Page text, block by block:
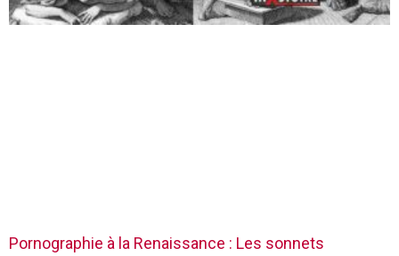
Pornographie à la Renaissance : Les sonnets